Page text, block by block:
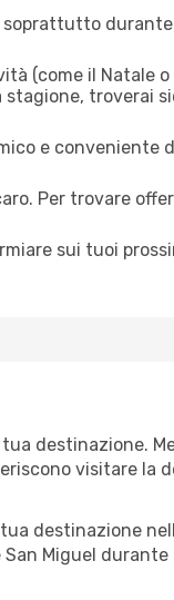
durante
(come il Natale o
stagione, troverai
e conveniente
Per trovare
sui tuoi
destinazione.
visitare la
destinazione
Miguel durante